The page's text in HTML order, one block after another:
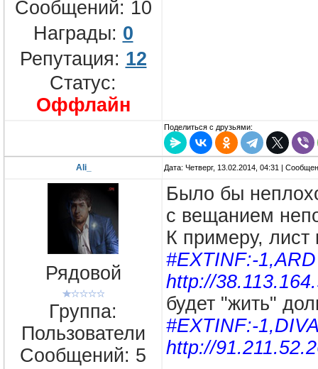
Сообщений: 10
Награды: 0
Репутация: 12
Статус:
Оффлайн
Поделиться с друзьями:
Ali_ Дата: Четверг, 13.02.2014, 04:31 |
Рядовой
Группа:
Пользователи
Сообщений: 5
Было бы
с вещанием
К примеру, лист
#EXTINF:-
http://
будет "жить"
#EXTINF:-
http://